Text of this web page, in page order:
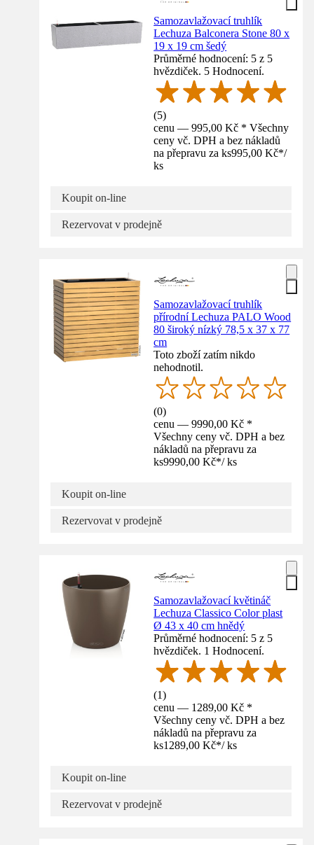
Samozavlažovací truhlík
Lechuza Balconera Stone 80 x
19 x 19 cm šedý
Průměrné hodnocení: 5 z 5
hvězdiček. 5 Hodnocení.
(5)
cenu — 995,00 Kč * Všechny
ceny vč. DPH a bez nákladů
na přepravu za ks995,00 Kč*/
ks
Koupit on-line
Rezervovat v prodejně
Samozavlažovací truhlík
přírodní Lechuza PALO Wood
80 široký nízký 78,5 x 37 x 77
cm
Toto zboží zatím nikdo
nehodnotil.
(0)
cenu — 9990,00 Kč *
Všechny ceny vč. DPH a bez
nákladů na přepravu za
ks9990,00 Kč*/ ks
Koupit on-line
Rezervovat v prodejně
Samozavlažovací květináč
Lechuza Classico Color plast
Ø 43 x 40 cm hnědý
Průměrné hodnocení: 5 z 5
hvězdiček. 1 Hodnocení.
(1)
cenu — 1289,00 Kč *
Všechny ceny vč. DPH a bez
nákladů na přepravu za
ks1289,00 Kč*/ ks
Koupit on-line
Rezervovat v prodejně